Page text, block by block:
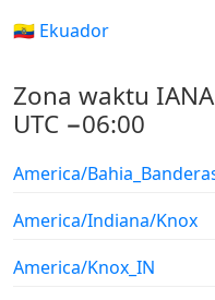
🇪🇨 Ekuador
Zona waktu
UTC −06:00
America/
America/Indiana/Knox
America/Knox_IN